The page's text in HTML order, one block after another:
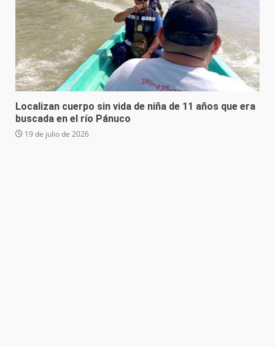
Localizan cuerpo sin vida de niña de 11 años que era
buscada en el río Pánuco
19 de julio de 2026